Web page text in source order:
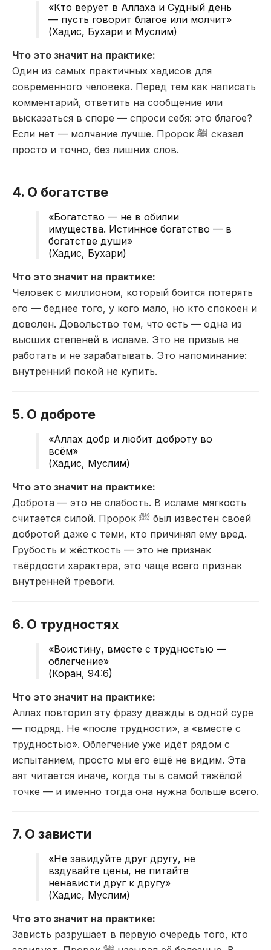
«Кто верует в Аллаха и Судный день
— пусть говорит благое или молчит»
(Хадис, Бухари и Муслим)
Что это значит на практике:
Один из самых практичных хадисов для
современного человека. Перед тем как написать
комментарий, ответить на сообщение или
высказаться в споре — спроси себя: это благое?
Если нет — молчание лучше. Пророк ﷺ сказал
просто и точно, без лишних слов.
4. О богатстве
«Богатство — не в обилии
имущества. Истинное богатство — в
богатстве души»
(Хадис, Бухари)
Что это значит на практике:
Человек с миллионом, который боится потерять
его — беднее того, у кого мало, но кто спокоен и
доволен. Довольство тем, что есть — одна из
высших степеней в исламе. Это не призыв не
работать и не зарабатывать. Это напоминание:
внутренний покой не купить.
5. О доброте
«Аллах добр и любит доброту во
всём»
(Хадис, Муслим)
Что это значит на практике:
Доброта — это не слабость. В исламе мягкость
считается силой. Пророк ﷺ был известен своей
добротой даже с теми, кто причинял ему вред.
Грубость и жёсткость — это не признак
твёрдости характера, это чаще всего признак
внутренней тревоги.
6. О трудностях
«Воистину, вместе с трудностью —
облегчение»
(Коран, 94:6)
Что это значит на практике:
Аллах повторил эту фразу дважды в одной суре
— подряд. Не «после трудности», а «вместе с
трудностью». Облегчение уже идёт рядом с
испытанием, просто мы его ещё не видим. Эта
аят читается иначе, когда ты в самой тяжёлой
точке — и именно тогда она нужна больше всего.
7. О зависти
«Не завидуйте друг другу, не
вздувайте цены, не питайте
ненависти друг к другу»
(Хадис, Муслим)
Что это значит на практике:
Зависть разрушает в первую очередь того, кто